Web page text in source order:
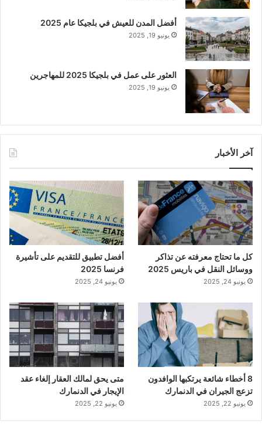
أفضل المدن للعيش في بلجيكا عام 2025
يونيو 19, 2025
العثور على عمل في بلجيكا 2025 للمهاجرين
يونيو 19, 2025
آخر الأخبار
كل ما تحتاج معرفته عن تذاكر
ووسائل النقل في باريس 2025
يونيو 24, 2025
أفضل تطبيق للتقديم على تأشيرة
فرنسا 2025
يونيو 24, 2025
8 أخطاء شائعة يرتكبها الوافدون
تزعج الجيران في الدنمارك
يونيو 22, 2025
متى يحق لمالك العقار إلغاء عقد
الإيجار في الدنمارك
يونيو 22, 2025